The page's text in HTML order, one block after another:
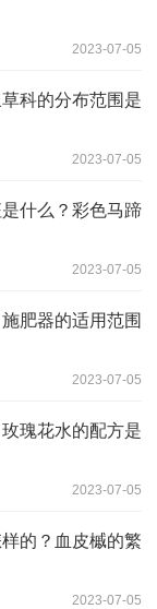
2023-07-05
科的分布范围是
2023-07-05
什么？彩色马蹄
2023-07-05
肥器的适用范围
2023-07-05
瑰花水的配方是
2023-07-05
的？血皮槭的繁
2023-07-05